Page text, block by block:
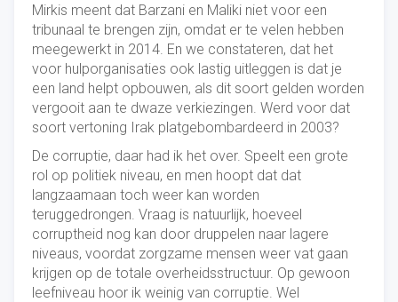
Mirkis meent dat Barzani en Maliki niet voor een
tribunaal te brengen zijn, omdat er te velen hebben
meegewerkt in 2014. En we constateren, dat het
voor hulporganisaties ook lastig uitleggen is dat je
een land helpt opbouwen, als dit soort gelden worden
vergooit aan te dwaze verkiezingen. Werd voor dat
soort vertoning Irak platgebombardeerd in 2003?
De corruptie, daar had ik het over. Speelt een grote
rol op politiek niveau, en men hoopt dat dat
langzaamaan toch weer kan worden
teruggedrongen. Vraag is natuurlijk, hoeveel
corruptheid nog kan door druppelen naar lagere
niveaus, voordat zorgzame mensen weer vat gaan
krijgen op de totale overheidsstructuur. Op gewoon
leefniveau hoor ik weinig van corruptie. Wel